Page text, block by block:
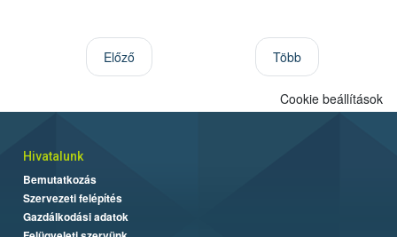
Előző Több
Cookie beállítások
Hivatalunk
Bemutatkozás
Szervezeti felépítés
Gazdálkodási adatok